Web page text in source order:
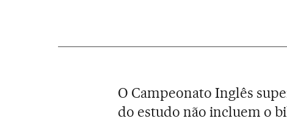
O Campeonato Inglês
do estudo não incluem o